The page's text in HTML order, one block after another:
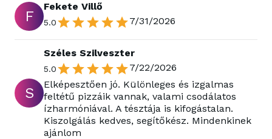
F
Fekete Villő
5.0 7/31/2026
S
Széles Szilveszter
5.0
7/22/2026
Elképesztően jó. Különleges és izgalmas
feltétű pizzáik vannak, valami csodálatos
ízharmóniával. A tésztája is kifogástalan.
Kiszolgálás kedves, segítőkész. Mindenkinek
ajánlom